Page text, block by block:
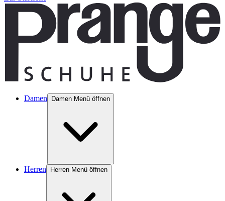
Damen Damen Menü öffnen
Herren Herren Menü öffnen